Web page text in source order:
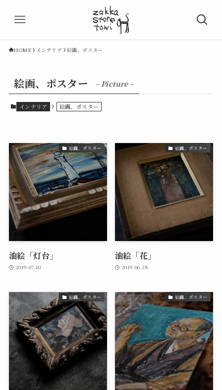
HOME インテリア 絵画、ポスター
絵画、ポスター – Picture –
インテリア 絵画、ポスター
絵画、ポスター
油絵「灯台」
2019-07-10
絵画、ポスター
油絵「花」
2019-06-28
絵画、ポスター 絵画、ポスター